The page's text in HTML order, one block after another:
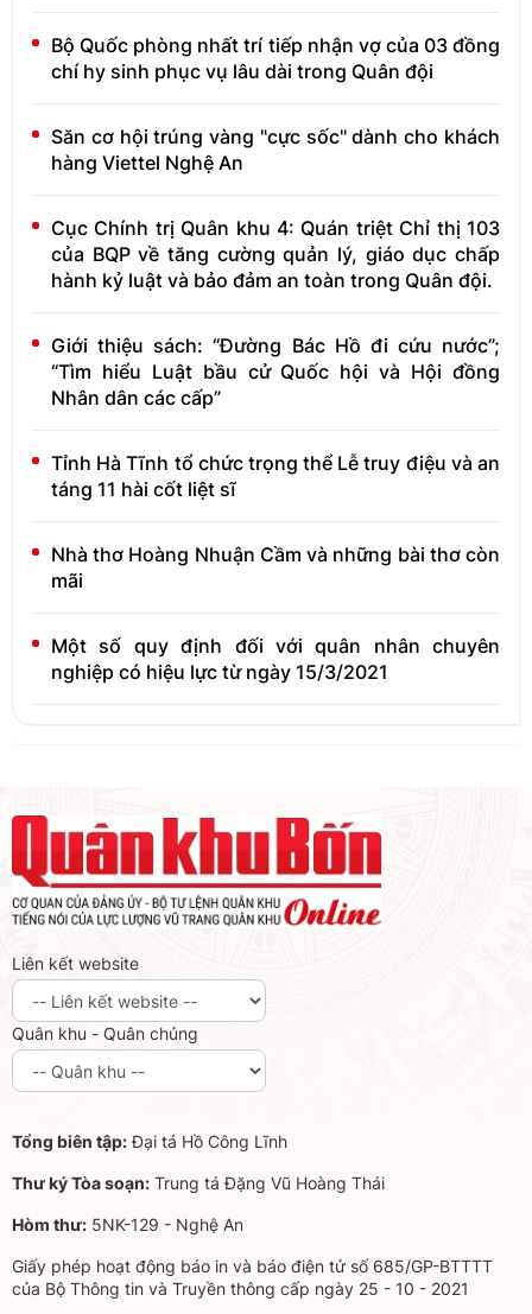
Bộ Quốc phòng nhất trí tiếp nhận vợ của 03 đồng
chí hy sinh phục vụ lâu dài trong Quân đội
Săn cơ hội trúng vàng "cực sốc" dành cho khách
hàng Viettel Nghệ An
Cục Chính trị Quân khu 4: Quán triệt Chỉ thị 103
của BQP về tăng cường quản lý, giáo dục chấp
hành kỷ luật và bảo đảm an toàn trong Quân đội.
Giới thiệu sách: “Đường Bác Hồ đi cứu nước”;
“Tìm hiểu Luật bầu cử Quốc hội và Hội đồng
Nhân dân các cấp”
Tỉnh Hà Tĩnh tổ chức trọng thể Lễ truy điệu và an
táng 11 hài cốt liệt sĩ
Nhà thơ Hoàng Nhuận Cầm và những bài thơ còn
mãi
Một số quy định đối với quân nhân chuyên
nghiệp có hiệu lực từ ngày 15/3/2021
Liên kết website
Quân khu - Quân chủng
Tổng biên tập:Đại tá Hồ Công Lĩnh
Thư ký Tòa soạn: Trung tá Đặng Vũ Hoàng Thái
Hòm thư: 5NK-129 - Nghệ An
Giấy phép hoạt động báo in và báo điện tử số 685/GP-BTTTT
của Bộ Thông tin và Truyền thông cấp ngày 25 - 10 - 2021